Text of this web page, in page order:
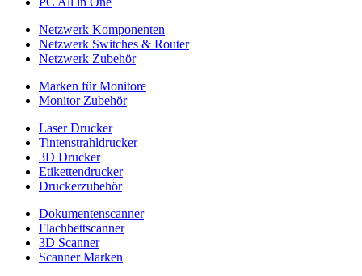
Netzwerk Komponenten
Netzwerk Switches & Router
Netzwerk Zubehör
Marken für Monitore
Monitor Zubehör
Laser Drucker
Tintenstrahldrucker
3D Drucker
Etikettendrucker
Druckerzubehör
Dokumentenscanner
Flachbettscanner
3D Scanner
Scanner Marken